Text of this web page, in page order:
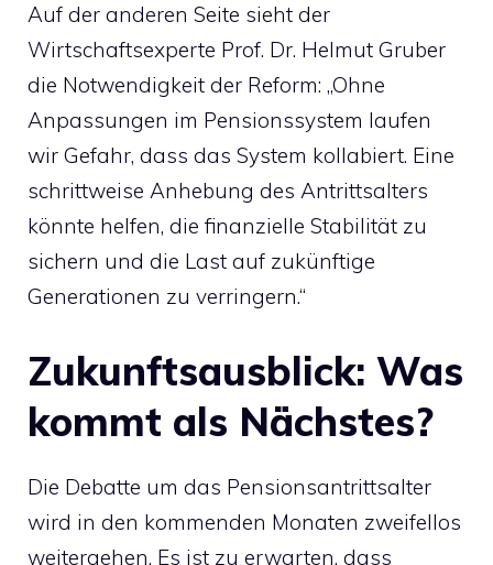
Auf der anderen Seite sieht der
Wirtschaftsexperte Prof. Dr. Helmut Gruber
die Notwendigkeit der Reform: „Ohne
Anpassungen im Pensionssystem laufen
wir Gefahr, dass das System kollabiert. Eine
schrittweise Anhebung des Antrittsalters
könnte helfen, die finanzielle Stabilität zu
sichern und die Last auf zukünftige
Generationen zu verringern.“
Zukunftsausblick: Was
kommt als Nächstes?
Die Debatte um das Pensionsantrittsalter
wird in den kommenden Monaten zweifellos
weitergehen. Es ist zu erwarten, dass